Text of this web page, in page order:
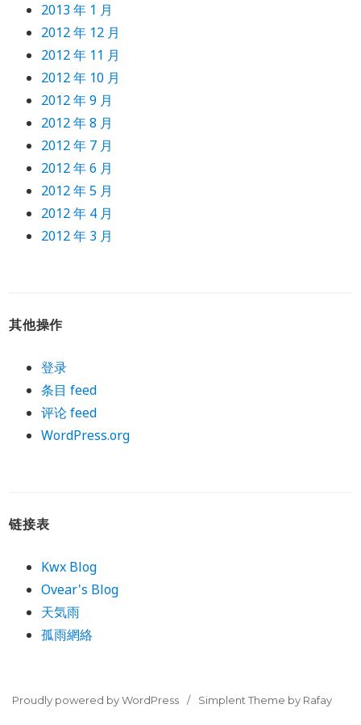
2013 年 1 月
2012 年 12 月
2012 年 11 月
2012 年 10 月
2012 年 9 月
2012 年 8 月
2012 年 7 月
2012 年 6 月
2012 年 5 月
2012 年 4 月
2012 年 3 月
其他操作
登录
条目 feed
评论 feed
WordPress.org
链接表
Kwx Blog
Ovear's Blog
天気雨
孤雨網絡
Proudly powered by WordPress Simplent Theme by Rafay